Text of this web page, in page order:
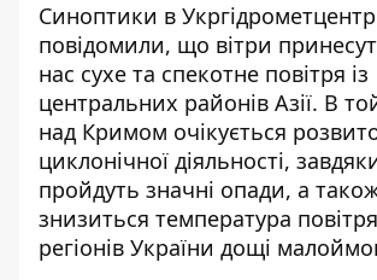
Синоптики в
повідомили, що вітри
нас сухе та спекотне повітря із
центральних районів Азії. В
над Кримом очікується
циклонічної діяльності,
пройдуть значні опади, а
знизиться температура
регіонів України дощі